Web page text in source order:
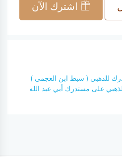
اشترك الآن
للذهبي ( سبط ابن العجمي )
على مستدرك أبي عبد الله